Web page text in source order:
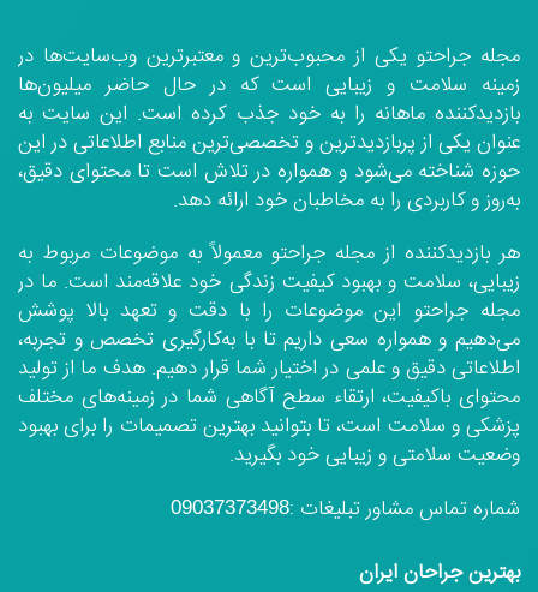
مجله جراحتو یکی از محبوب‌ترین و معتبرترین وب‌سایت‌ها در
زمینه سلامت و زیبایی است که در حال حاضر میلیون‌ها
بازدیدکننده ماهانه را به خود جذب کرده است. این سایت به
عنوان یکی از پربازدیدترین و تخصصی‌ترین منابع اطلاعاتی در این
حوزه شناخته می‌شود و همواره در تلاش است تا محتوای دقیق،
به‌روز و کاربردی را به مخاطبان خود ارائه دهد.
هر بازدیدکننده از مجله جراحتو معمولاً به موضوعات مربوط به
زیبایی، سلامت و بهبود کیفیت زندگی خود علاقه‌مند است. ما در
مجله جراحتو این موضوعات را با دقت و تعهد بالا پوشش
می‌دهیم و همواره سعی داریم تا با به‌کارگیری تخصص و تجربه،
اطلاعاتی دقیق و علمی در اختیار شما قرار دهیم. هدف ما از تولید
محتوای باکیفیت، ارتقاء سطح آگاهی شما در زمینه‌های مختلف
پزشکی و سلامت است، تا بتوانید بهترین تصمیمات را برای بهبود
وضعیت سلامتی و زیبایی خود بگیرید.
شماره تماس مشاور تبلیغات :09037373498
بهترین جراحان ایران